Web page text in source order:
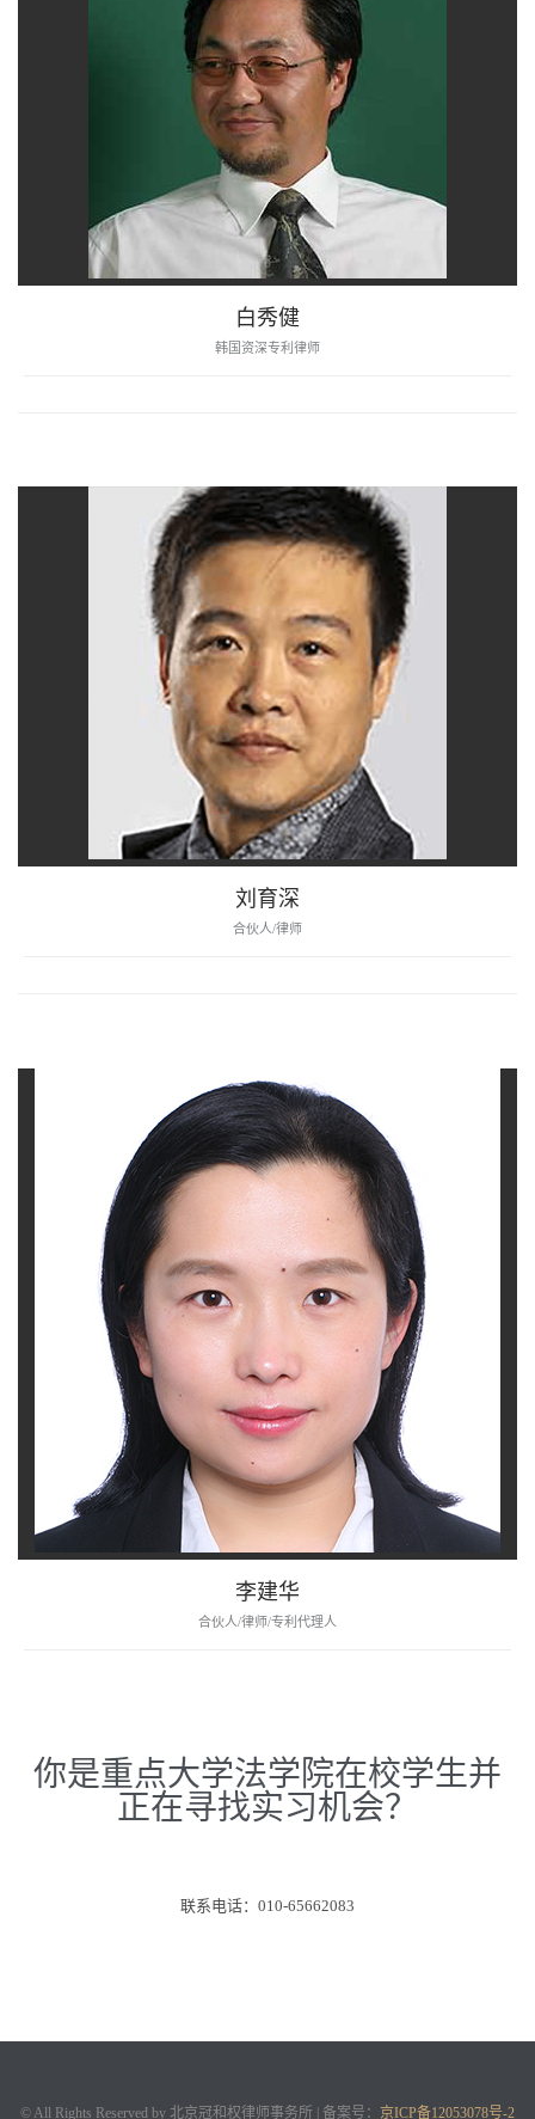
白秀健
韩国资深专利律师
刘育深
合伙人/律师
李建华
合伙人/律师/专利代理人
你是重点大学法学院在校学生并
正在寻找实习机会？
联系电话：010-65662083
© All Rights Reserved by 北京冠和权律师事务所 | 备案号： 京ICP备12053078号-2